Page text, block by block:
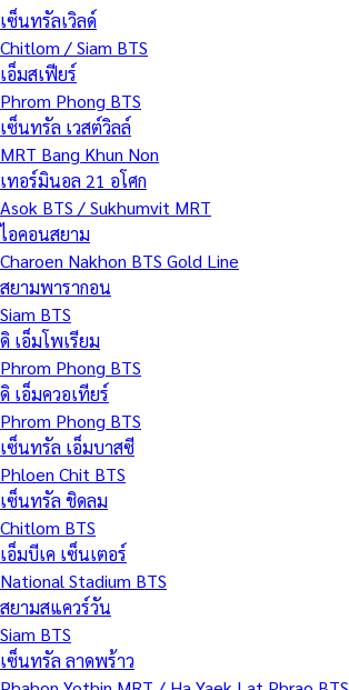
เซ็นทรัลเวิลด์
Chitlom / Siam BTS
เอ็มสเฟียร์
Phrom Phong BTS
เซ็นทรัล เวสต์วิลล์
MRT Bang Khun Non
เทอร์มินอล 21 อโศก
Asok BTS / Sukhumvit MRT
ไอคอนสยาม
Charoen Nakhon BTS Gold Line
สยามพารากอน
Siam BTS
ดิ เอ็มโพเรียม
Phrom Phong BTS
ดิ เอ็มควอเทียร์
Phrom Phong BTS
เซ็นทรัล เอ็มบาสซี
Phloen Chit BTS
เซ็นทรัล ชิดลม
Chitlom BTS
เอ็มบีเค เซ็นเตอร์
National Stadium BTS
สยามสแควร์วัน
Siam BTS
เซ็นทรัล ลาดพร้าว